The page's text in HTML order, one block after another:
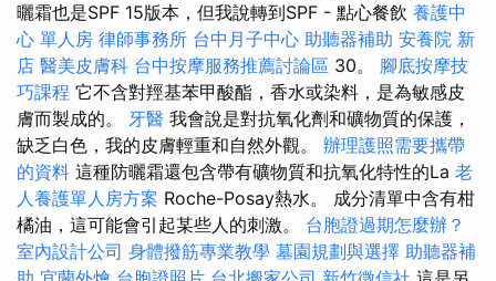
曬霜也是SPF 15版本，但我說轉到SPF - 點心餐飲 養護中
心 單人房 律師事務所 台中月子中心 助聽器補助 安養院 新
店 醫美皮膚科 台中按摩服務推薦討論區 30。 腳底按摩技
巧課程 它不含對羥基苯甲酸酯，香水或染料，是為敏感皮
膚而製成的。 牙醫 我會說是對抗氧化劑和礦物質的保護，
缺乏白色，我的皮膚輕重和自然外觀。 辦理護照需要攜帶
的資料 這種防曬霜還包含帶有礦物質和抗氧化特性的La 老
人養護單人房方案 Roche-Posay熱水。 成分清單中含有柑
橘油，這可能會引起某些人的刺激。 台胞證過期怎麼辦？
室內設計公司 身體撥筋專業教學 墓園規劃與選擇 助聽器補